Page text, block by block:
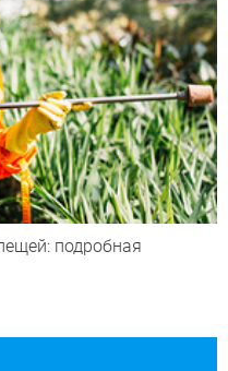
подробная